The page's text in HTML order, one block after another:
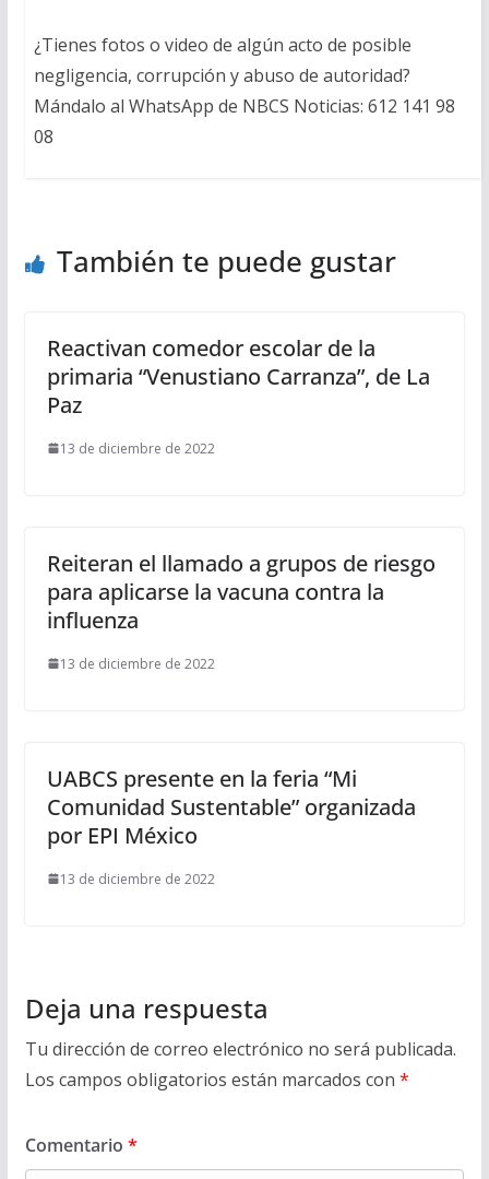
¿Tienes fotos o video de algún acto de posible
negligencia, corrupción y abuso de autoridad?
Mándalo al WhatsApp de NBCS Noticias: 612 141 98
08
También te puede gustar
Reactivan comedor escolar de la
primaria “Venustiano Carranza”, de La
Paz
13 de diciembre de 2022
Reiteran el llamado a grupos de riesgo
para aplicarse la vacuna contra la
influenza
13 de diciembre de 2022
UABCS presente en la feria “Mi
Comunidad Sustentable” organizada
por EPI México
13 de diciembre de 2022
Deja una respuesta
Tu dirección de correo electrónico no será publicada.
Los campos obligatorios están marcados con *
Comentario *